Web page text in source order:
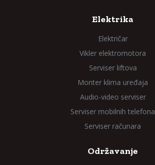
Elektrika
Električar
Vikler elektromotora
Serviser liftova
Monter klima uređaja
Audio-video serviser
Serviser mobilnih telefona
Serviser računara
Održavanje